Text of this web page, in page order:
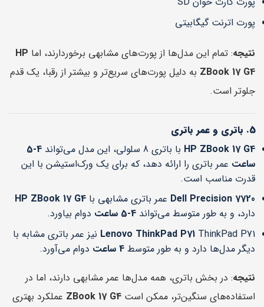
پورت اترنت گیگابیتی
نتیجه: تمام این مدل‌ها از پورت‌های مشابهی برخوردارند، اما HP
ZBook 17 G4 به دلیل پورت‌های سریع‌تر و بیشتر از رقبا، یک قدم
جلوتر است.
5. باتری و عمر باتری
HP ZBook 17 G4 با باتری 8 سلولی، این مدل می‌تواند
4-5
ساعت عمر باتری را ارائه دهد، که برای یک ورک‌استیشن با این
قدرت مناسب است.
Dell Precision 7720 عمر باتری مشابهی با HP ZBook 17 G4
دارد، و به طور متوسط می‌تواند 4-5 ساعت
دوام بیاورد.
Lenovo ThinkPad P71 ThinkPad P71 نیز عمر باتری مشابه با
دیگر مدل‌ها دارد و به طور متوسط 4 ساعت
دوام می‌آورد.
نتیجه: در بخش باتری، همه مدل‌ها عمر مشابهی دارند، اما در
استفاده‌های سنگین‌تر، ممکن است ZBook 17 G4 عملکرد بهتری